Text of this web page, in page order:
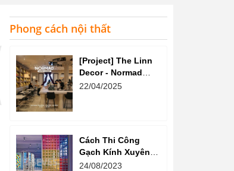
Phong cách nội thất
[Project] The Linn
Decor - Normad
Coffee
22/04/2025
Cách Thi Công
Gạch Kính Xuyên
Sáng - The Linn
24/08/2023